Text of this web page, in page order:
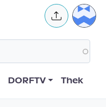
User
DORFTV Thek